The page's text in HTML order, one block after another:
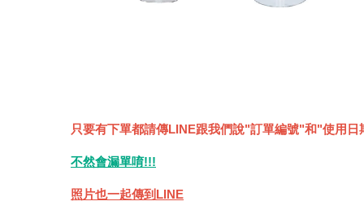
只要有下單都請傳LINE跟我們說"訂單編號"和"使用日
不然會漏單唷!!!
照片也一起傳到LINE